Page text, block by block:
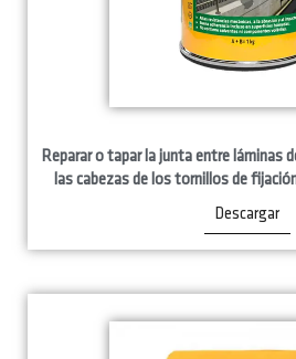
Reparar o tapar la junta entre láminas
las cabezas de los tornillos de
Descargar